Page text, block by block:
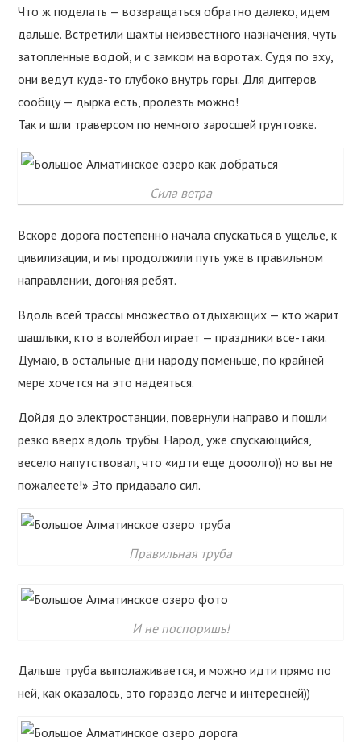
Что ж поделать — возвращаться обратно далеко, идем
дальше. Встретили шахты неизвестного назначения, чуть
затопленные водой, и с замком на воротах. Судя по эху,
они ведут куда-то глубоко внутрь горы. Для диггеров
сообщу — дырка есть, пролезть можно!
Так и шли траверсом по немного заросшей грунтовке.
Сила ветра
Вскоре дорога постепенно начала спускаться в ущелье, к
цивилизации, и мы продолжили путь уже в правильном
направлении, догоняя ребят.
Вдоль всей трассы множество отдыхающих — кто жарит
шашлыки, кто в волейбол играет — праздники все-таки.
Думаю, в остальные дни народу поменьше, по крайней
мере хочется на это надеяться.
Дойдя до электростанции, повернули направо и пошли
резко вверх вдоль трубы. Народ, уже спускающийся,
весело напутствовал, что «идти еще дооолго)) но вы не
пожалеете!» Это придавало сил.
Правильная труба
И не поспоришь!
Дальше труба выполаживается, и можно идти прямо по
ней, как оказалось, это гораздо легче и интересней))